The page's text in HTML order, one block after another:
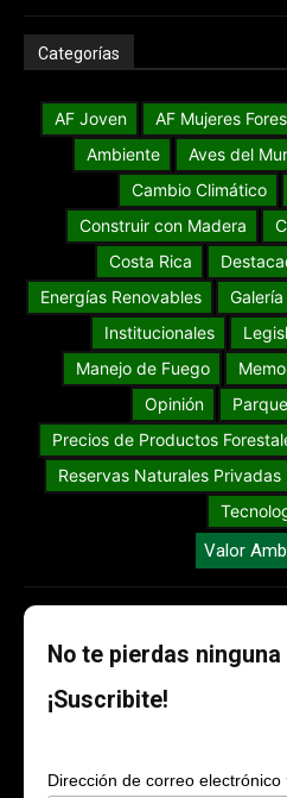
Categorías
AF Joven AF Mujeres
Ambiente
Aves del
Cambio Climático
Construir con Madera
Costa Rica
Energías Renovables
Institucionales
Manejo de Fuego
Opinión
Precios de Productos
Reservas Naturales Privadas
Valor
No te pierdas
¡Suscribite!
Dirección de correo electrónico